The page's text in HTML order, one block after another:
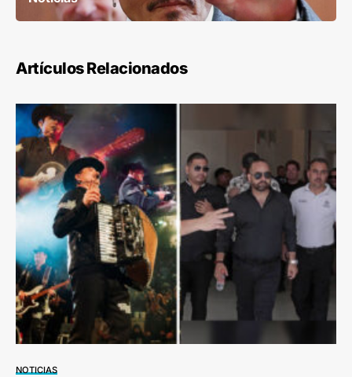
Artículos Relacionados
NOTICIAS